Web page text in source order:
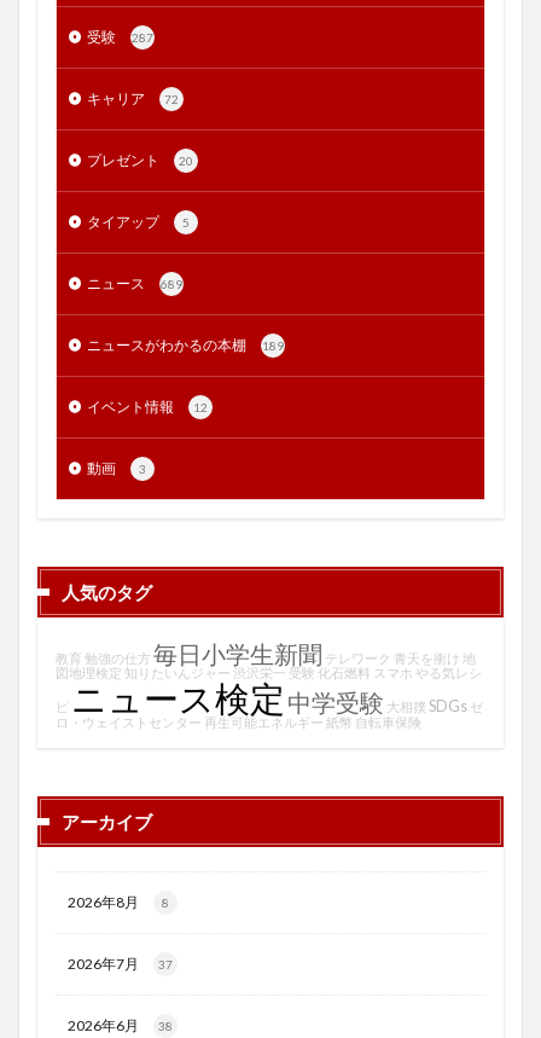
受験 287
キャリア 72
プレゼント 20
タイアップ 5
ニュース 689
ニュースがわかるの本棚 189
イベント情報 12
動画 3
人気のタグ
教育 勉強の仕方 毎日小学生新聞 テレワーク 青天を衝け 地
図地理検定 知りたいんジャー 渋沢栄一 受験 化石燃料 スマホ やる気レシ
ピ ニュース検定 中学受験 大相撲 SDGs ゼ
ロ・ウェイストセンター 再生可能エネルギー 紙幣 自転車保険
アーカイブ
2026年8月 8
2026年7月 37
2026年6月 38